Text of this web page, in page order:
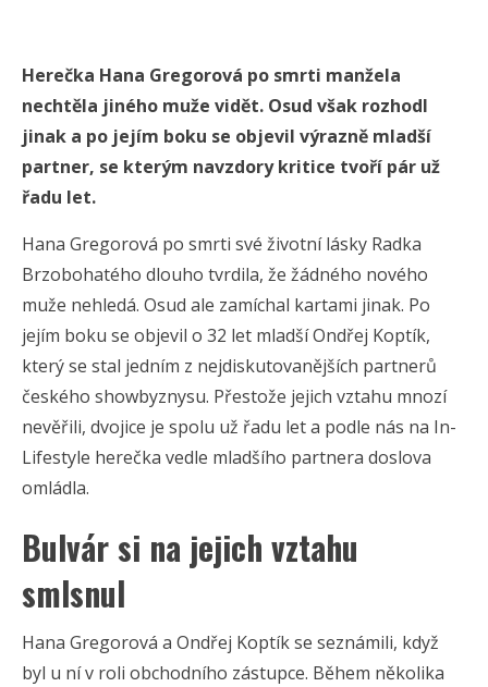
Herečka Hana Gregorová po smrti manžela
nechtěla jiného muže vidět. Osud však rozhodl
jinak a po jejím boku se objevil výrazně mladší
partner, se kterým navzdory kritice tvoří pár už
řadu let.
Hana Gregorová po smrti své životní lásky Radka
Brzobohatého dlouho tvrdila, že žádného nového
muže nehledá. Osud ale zamíchal kartami jinak. Po
jejím boku se objevil o 32 let mladší Ondřej Koptík,
který se stal jedním z nejdiskutovanějších partnerů
českého showbyznysu. Přestože jejich vztahu mnozí
nevěřili, dvojice je spolu už řadu let a podle nás na In-
Lifestyle herečka vedle mladšího partnera doslova
omládla.
Bulvár si na jejich vztahu
smlsnul
Hana Gregorová a Ondřej Koptík se seznámili, když
byl u ní v roli obchodního zástupce. Během několika